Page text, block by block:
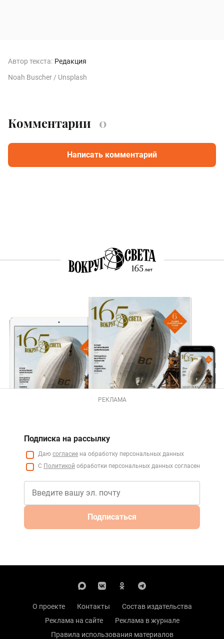
Автор текста: Редакция
Noah Buscher / Unsplash
Комментарии 0
Написать комментарий
РЕКЛАМА
Подписка на рассылку
Даю согласие на обработку персональных данных
С Политикой обработки персональных данных согласен
Подписаться
О проекте Контакты
Состав издательства
Реклама на сайте
Реклама в журнале
Правила использования материалов